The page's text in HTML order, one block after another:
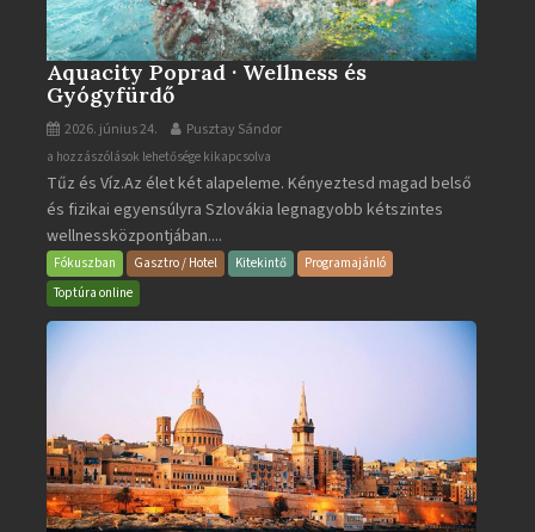
Aquacity Poprad · Wellness és
Gyógyfürdő
2026. június 24. Pusztay Sándor
Aquacity
Poprad
·
Wellness
és
Gyógyfürdő
a hozzászólások lehetősége kikapcsolva
Tűz és Víz.Az élet két alapeleme. Kényeztesd magad belső
és fizikai egyensúlyra Szlovákia legnagyobb kétszintes
wellnessközpontjában....
Fókuszban Gasztro / Hotel Kitekintő
Programajánló
Toptúra online